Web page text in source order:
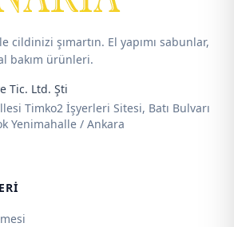
cildinizi şımartın. El yapımı sabunlar,
bakım ürünleri.
Tic. Ltd. Şti
Timko2 İşyerleri Sitesi, Batı Bulvarı
Yenimahalle / Ankara